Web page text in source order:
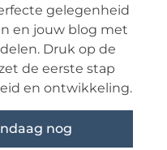
gelegenheid
en jouw blog met
Druk op de
de eerste stap
en ontwikkeling.
nog